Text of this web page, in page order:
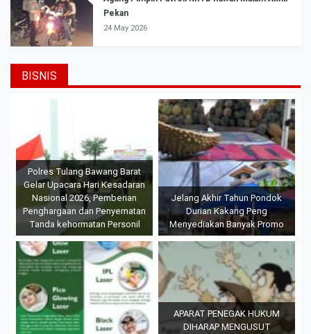
Pekan
24 May 2026
BISNIS
Polres Tulang Bawang Barat
Gelar Upacara Hari Kesadaran
Nasional 2026, Pemberian
Penghargaan dan Penyematan
Tanda kehormatan Personil
Jelang Akhir Tahun Pondok
Durian Kakang Peng
Menyediakan Banyak Promo
APARAT PENEGAK HUKUM
DIHARAP MENGUSUT